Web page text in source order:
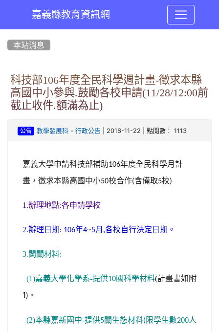
嘉義縣教育資訊網
本站消息
科技部106年度全民科學週計畫-徵求本縣
高國中小參與.鼓勵各校申請(11/28/12:00前
截止收件.額滿為止)
公告 教學發展科- 行政公告 | 2016-11-22 | 點閱數： 1113
嘉義大學申請科技部補助106年度全民科學月計
畫，徵求本縣高國中小50校合作(含備取5校)
1.辦理地點:各申請學校
2.辦理日期: 106年4~5月,各校自行決定 日期 。
3.闖關材料:
(1)嘉義大學化學系-提供10關科學材料(計畫書如附
1) 。
(2)本縣嘉新國中-提供5關生態材料( 限學生數200人